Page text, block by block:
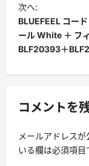
ビ
ゲ
ー
ン
次へ:
BLUEFEEL コー
ール White ＋ フ
BLF20393＋
コメントを
メールアドレスが
いる欄は必須項目